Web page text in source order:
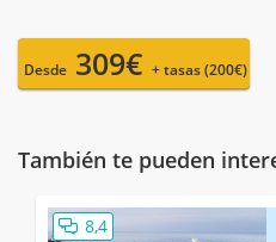
Desde 309€ + tasas (200€)
También te pueden
8,4